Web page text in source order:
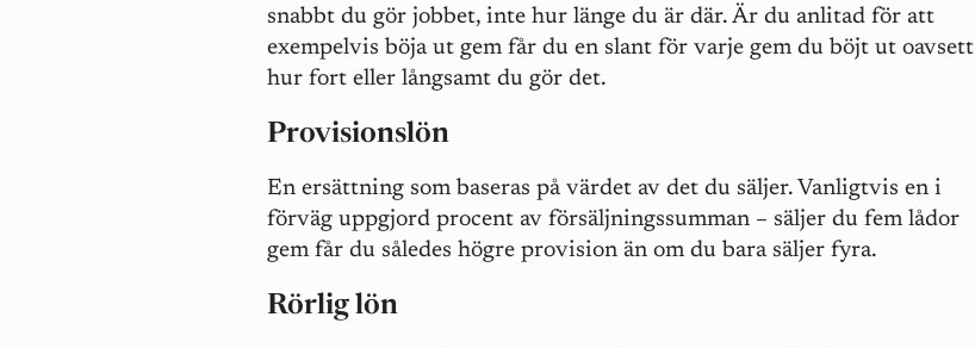
snabbt du gör jobbet, inte hur länge du är där. Är du anlitad för att
exempelvis böja ut gem får du en slant för varje gem du böjt ut oavsett
hur fort eller långsamt du gör det.
Provisionslön
En ersättning som baseras på värdet av det du säljer. Vanligtvis en i
förväg uppgjord procent av försäljningssumman – säljer du fem lådor
gem får du således högre provision än om du bara säljer fyra.
Rörlig lön